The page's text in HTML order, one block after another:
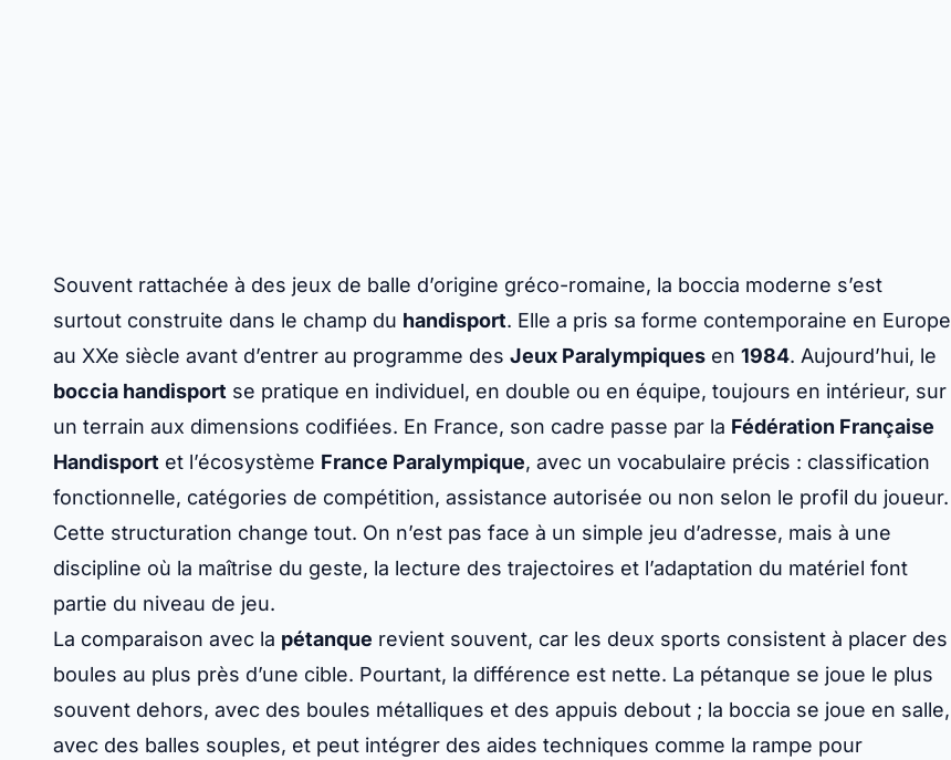
Souvent rattachée à des jeux de balle d’origine gréco-romaine, la boccia moderne s’est
surtout construite dans le champ du handisport. Elle a pris sa forme contemporaine en Europe
au XXe siècle avant d’entrer au programme des Jeux Paralympiques en 1984. Aujourd’hui, le
boccia handisport se pratique en individuel, en double ou en équipe, toujours en intérieur, sur
un terrain aux dimensions codifiées. En France, son cadre passe par la Fédération Française
Handisport et l’écosystème France Paralympique, avec un vocabulaire précis : classification
fonctionnelle, catégories de compétition, assistance autorisée ou non selon le profil du joueur.
Cette structuration change tout. On n’est pas face à un simple jeu d’adresse, mais à une
discipline où la maîtrise du geste, la lecture des trajectoires et l’adaptation du matériel font
partie du niveau de jeu.
La comparaison avec la pétanque revient souvent, car les deux sports consistent à placer des
boules au plus près d’une cible. Pourtant, la différence est nette. La pétanque se joue le plus
souvent dehors, avec des boules métalliques et des appuis debout ; la boccia se joue en salle,
avec des balles souples, et peut intégrer des aides techniques comme la rampe pour